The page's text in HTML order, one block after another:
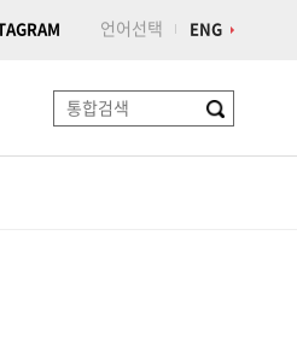
언어선택 ENG
검